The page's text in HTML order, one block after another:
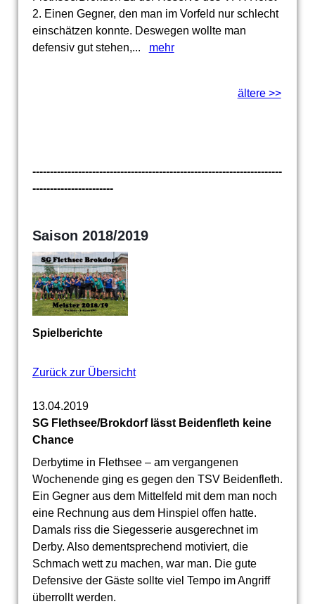
2. Einen Gegner, den man im Vorfeld nur schlecht
einschätzen konnte. Deswegen wollte man
defensiv gut stehen,... mehr
ältere >>
-----------------------------------------------------------------------
-----------------------
Saison 2018/2019
Spielberichte
Zurück zur Übersicht
13.04.2019
SG Flethsee/Brokdorf lässt Beidenfleth keine
Chance
Derbytime in Flethsee – am vergangenen
Wochenende ging es gegen den TSV Beidenfleth.
Ein Gegner aus dem Mittelfeld mit dem man noch
eine Rechnung aus dem Hinspiel offen hatte.
Damals riss die Siegesserie ausgerechnet im
Derby. Also dementsprechend motiviert, die
Schmach wett zu machen, war man. Die gute
Defensive der Gäste sollte viel Tempo im Angriff
überrollt werden.